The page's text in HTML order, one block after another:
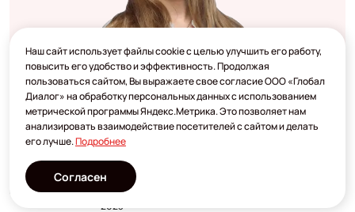
Разработано
2023
Наш сайт использует файлы cookie с целью улучшить его работу,
повысить его удобство и эффективность. Продолжая
пользоваться сайтом, Вы выражаете свое согласие ООО «Глобал
Диалог» на обработку персональных данных с использованием
метрической программы Яндекс.Метрика. Это позволяет нам
анализировать взаимодействие посетителей с сайтом и делать
его лучше.Подробнее
Согласен